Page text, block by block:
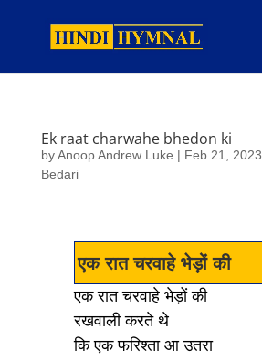
Ek raat charwahe bhedon ki
byAnoop Andrew Luke | Feb 21, 2023
Bedari
एक रात चरवाहे भेड़ों की
एक रात चरवाहे भेड़ों की
रखवाली करते थे
कि एक फरिश्ता आ उतरा